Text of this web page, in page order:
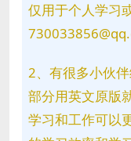
仅用于个人学习
2、有很多小伙
部分用英文原版
学习和工作可以